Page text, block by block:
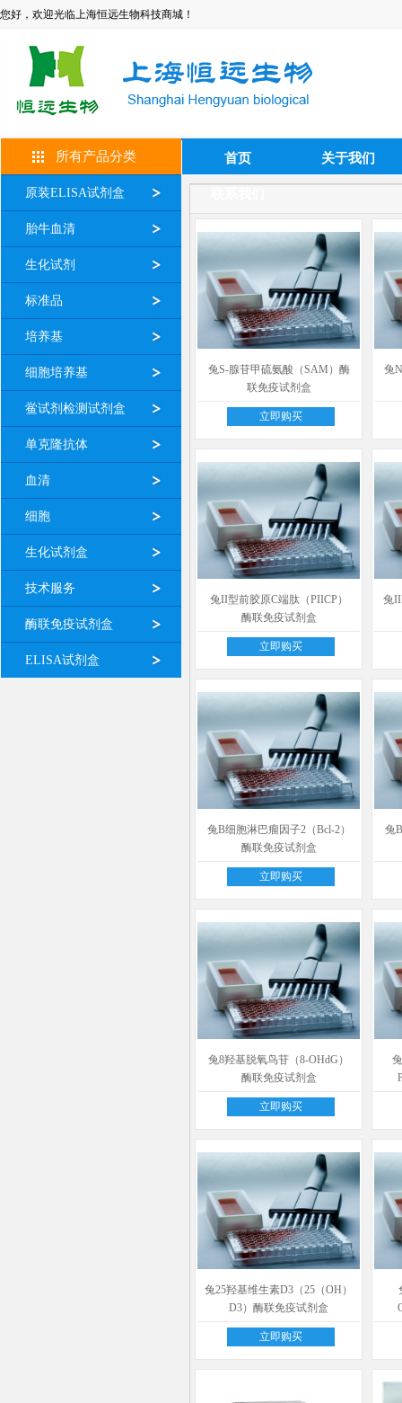
您好，欢迎光临上海恒远生物科技商城！
所有产品分类
原装ELISA试剂盒
胎牛血清
生化试剂
标准品
培养基
细胞培养基
鲎试剂检测试剂盒
单克隆抗体
血清
细胞
生化试剂盒
技术服务
酶联免疫试剂盒
ELISA试剂盒
首页 关于我们
兔S-腺苷甲硫氨酸（SAM）酶
联免疫试剂盒
立即购买
兔
兔II型前胶原C端肽（PIICP）
酶联免疫试剂盒
立即购买
兔
兔B细胞淋巴瘤因子2（Bcl-2）
酶联免疫试剂盒
立即购买
兔
兔8羟基脱氧鸟苷（8-OHdG）
酶联免疫试剂盒
立即购买
兔25羟基维生素D3（25（OH）
D3）酶联免疫试剂盒
立即购买